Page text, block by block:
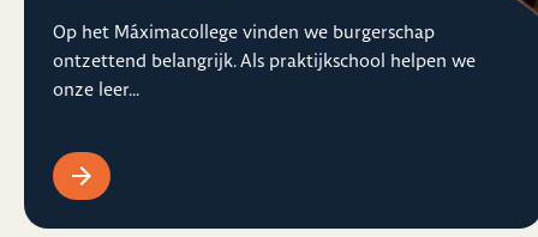
Op het Máximacollege vinden we burgerschap
ontzettend belangrijk. Als praktijkschool helpen we
onze leer...